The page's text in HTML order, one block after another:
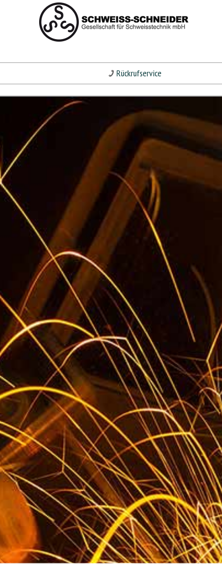
Rückrufservice